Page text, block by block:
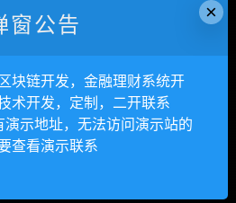
立即查看
×
窗公告
块链开发，金融理财系统开
术开发，定制，二开联系
示地址，无法访问演示站的
查看演示联系